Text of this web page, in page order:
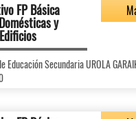
FP Básica
y
Educación Secundaria UROLA